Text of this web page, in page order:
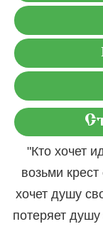
"Кто хочет
возьми
хочет душу
потеряет